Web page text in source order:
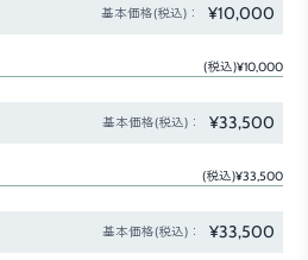
基本価格(税込)： ¥10,000
(税込)¥10,000
基本価格(税込)： ¥33,500
(税込)¥33,500
基本価格(税込)： ¥33,500